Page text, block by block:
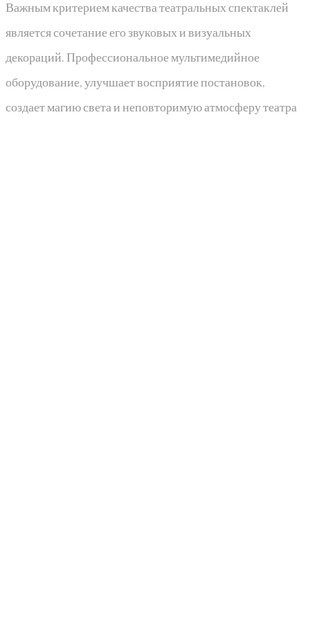
Важным критерием качества театральных спектаклей
является сочетание его звуковых и визуальных
декораций. Профессиональное мультимедийное
оборудование, улучшает восприятие постановок,
создает магию света и неповторимую атмосферу театра